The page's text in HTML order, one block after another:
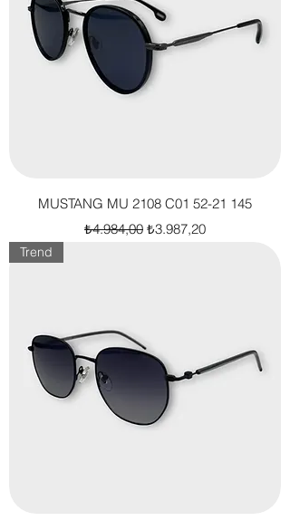
MUSTANG MU 2108 C01 52-21 145
Normal Fiyat
₺4.984,00 İndirimli Fiyat
₺3.987,20
Trend